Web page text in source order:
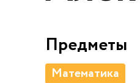
Предметы
Математика